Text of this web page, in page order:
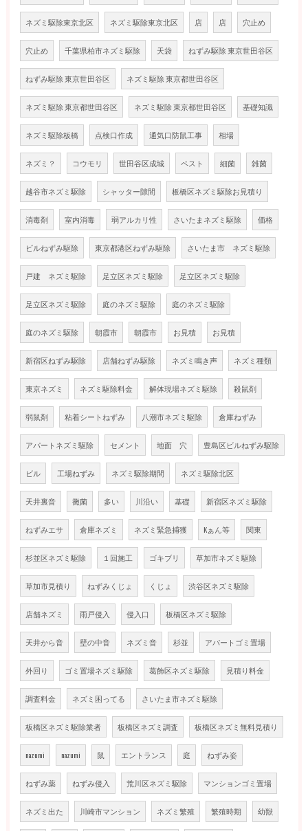
ネズミ駆除東京北区 ネズミ駆除東京北区 店 店 穴止め
穴止め 千葉県柏市ネズミ駆除 天袋 ねずみ駆除 東京世田谷区
ねずみ駆除 東京世田谷区 ネズミ駆除 東京都世田谷区
ネズミ駆除 東京都世田谷区 ネズミ駆除 東京都世田谷区 基礎知識
ネズミ駆除板橋 点検口作成 通気口防鼠工事 相場
ネズミ？ コウモリ 世田谷区成城 ペスト 細菌 雑菌
越谷市ネズミ駆除 シャッター隙間 板橋区ネズミ駆除お見積り
消毒剤 室内消毒 弱アルカリ性 さいたまネズミ駆除 価格
ビルねずみ駆除 東京都港区ねずみ駆除 さいたま市 ネズミ駆除
戸建 ネズミ駆除 足立区ネズミ駆除 足立区ネズミ駆除
足立区ネズミ駆除 庭のネズミ駆除 庭のネズミ駆除
庭のネズミ駆除 朝霞市 朝霞市 お見積 お見積
新宿区ねずみ駆除 店舗ねずみ駆除 ネズミ鳴き声 ネズミ種類
東京ネズミ ネズミ駆除料金 解体現場ネズミ駆除 殺鼠剤
弱鼠剤 粘着シートねずみ 八潮市ネズミ駆除 倉庫ねずみ
アパートネズミ駆除 セメント 地面 穴 豊島区ビルねずみ駆除
ビル 工場ねずみ ネズミ駆除期間 ネズミ駆除北区
天井裏音 黴菌 多い 川沿い 基礎 新宿区ネズミ駆除
ねずみエサ 倉庫ネズミ ネズミ緊急捕獲 Kぁん等 関東
杉並区ネズミ駆除 １回施工 ゴキブリ 草加市ネズミ駆除
草加市見積り ねずみくじょ くじょ 渋谷区ネズミ駆除
店舗ネズミ 雨戸侵入 侵入口 板橋区ネズミ駆除
天井から音 壁の中音 ネズミ音 杉並 アパートゴミ置場
外回り ゴミ置場ネズミ駆除 葛飾区ネズミ駆除 見積り料金
調査料金 ネズミ困ってる さいたま市ネズミ駆除
板橋区ネズミ駆除業者 板橋区ネズミ調査 板橋区ネズミ無料見積り
nazumi nazumi 鼠 エントランス 庭 ねずみ姿
ねずみ薬 ねずみ侵入 荒川区ネズミ駆除 マンションゴミ置場
ネズミ出た 川崎市マンション ネズミ繁殖 繁殖時期 幼獣